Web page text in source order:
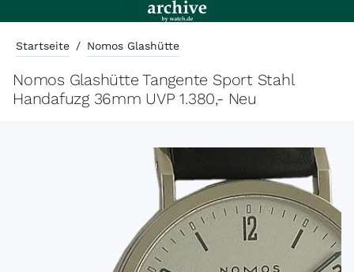
Startseite / Nomos Glashütte
Nomos Glashütte Tangente Sport Stahl
Handafuzg 36mm UVP 1.380,- Neu